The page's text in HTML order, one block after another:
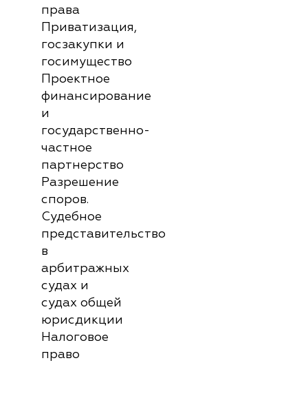
права
Приватизация,
госзакупки и
госимущество
Проектное
финансирование
и
государственно-
частное
партнерство
Разрешение
споров.
Судебное
представительство
в
арбитражных
судах и
судах общей
юрисдикции
Налоговое
право